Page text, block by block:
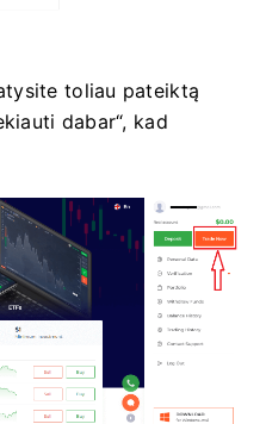
toliau pateiktą
dabar“, kad